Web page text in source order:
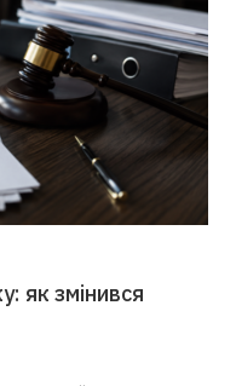
як змінився